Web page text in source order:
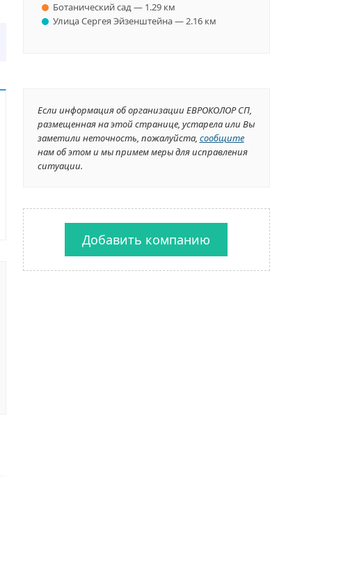
Ботанический сад — 1.29 км
Улица Сергея Эйзенштейна — 2.16 км
Если информация об организации ЕВРОКОЛОР СП,
размещенная на этой странице, устарела или Вы
заметили неточность, пожалуйста, сообщите
нам об этом и мы примем меры для исправления
ситуации.
Добавить компанию